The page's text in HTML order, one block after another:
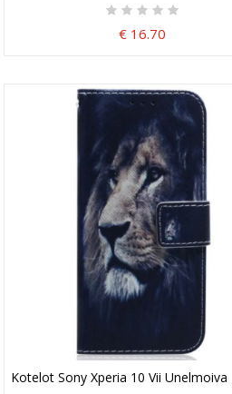
€ 16.70
Kotelot Sony Xperia 10 Vii Unelmoiva